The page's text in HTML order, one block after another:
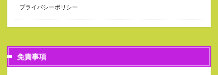
プライバシーポリシー
免責事項